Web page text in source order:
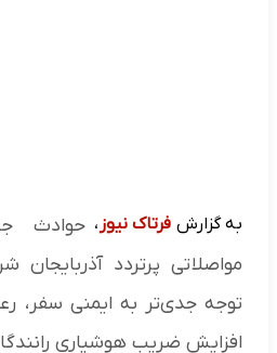
به گزارش فرتاک نیوز ، حوادث
مواصلاتی پرتردد آذربایجان
توجه جدی‌تر به ایمنی سفر،
افزایش ضریب هوشیاری رانندگان